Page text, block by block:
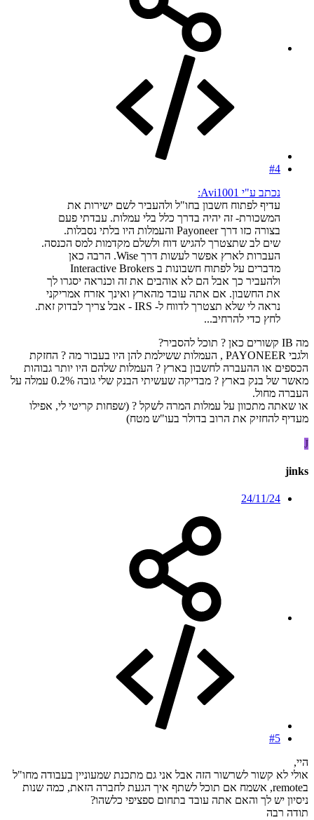
#4
נכתב ע"י Avi1001:
עדיף לפתוח חשבון בחו"ל ולהעביר לשם ישירות את
המשכורת- זה יהיה בדרך כלל בלי עמלות. עבדתי פעם
בצורה כזו דרך Payoneer והעמלות היו בלתי נסבלות.
שים לב שתצטרך להגיש דוח ולשלם מקדמות למס הכנסה.
העברות לארץ אפשר לעשות דרך Wise. הרבה כאן
מדברים על לפתוח חשבונות ב Interactive Brokers
ולהעביר כך אבל הם לא אוהבים את זה וכנראה יסגרו לך
את החשבון. אם אתה עובד מהארץ ואינך אזרח אמריקני
נראה לי שלא תצטרך לדווח ל- IRS - אבל צריך לבדוק זאת.
לחץ כדי להרחיב...
מה IB קשורים כאן ? תוכל להסביר?
ולגבי PAYONEER , העמלות ששילמת להן היו בעבור מה ? החזקת
הכספים או ההעברה לחשבון בארץ ? העמלות שלהם היו יותר גבוהות
מאשר של בנק בארץ ? מבדיקה שעשיתי הבנק שלי גובה 0.2% עמלה על
העברה מחול.
או שאתה מתכוון על עמלות המרה לשקל ? (שפחות קריטי לי, אפילו
מעדיף להחזיק את הרוב בדולר בעו"ש מטח)
J
jinks
24/11/24
#5
היי,
אולי לא קשור לשרשור הזה אבל אני גם מתכנת שמעוניין בעבודה מחו"ל
בremote, אשמח אם תוכל לשתף איך הגעת לחברה הזאת, כמה שנות
ניסיון יש לך והאם אתה עובד בתחום ספציפי כלשהו?
תודה רבה